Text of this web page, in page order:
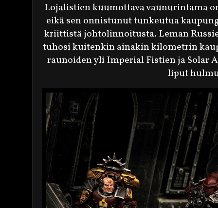
Lojalistien kuumottava vaunurintama
eikä sen onnistunut tunkeutua
kriittistä johtolinnoitusta. Leman
tuhosi kuitenkin ainakin kilometrin
raunoiden yli Imperial Fistien ja Solar
liput